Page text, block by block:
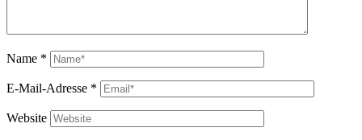
Name *
E-Mail-Adresse *
Website